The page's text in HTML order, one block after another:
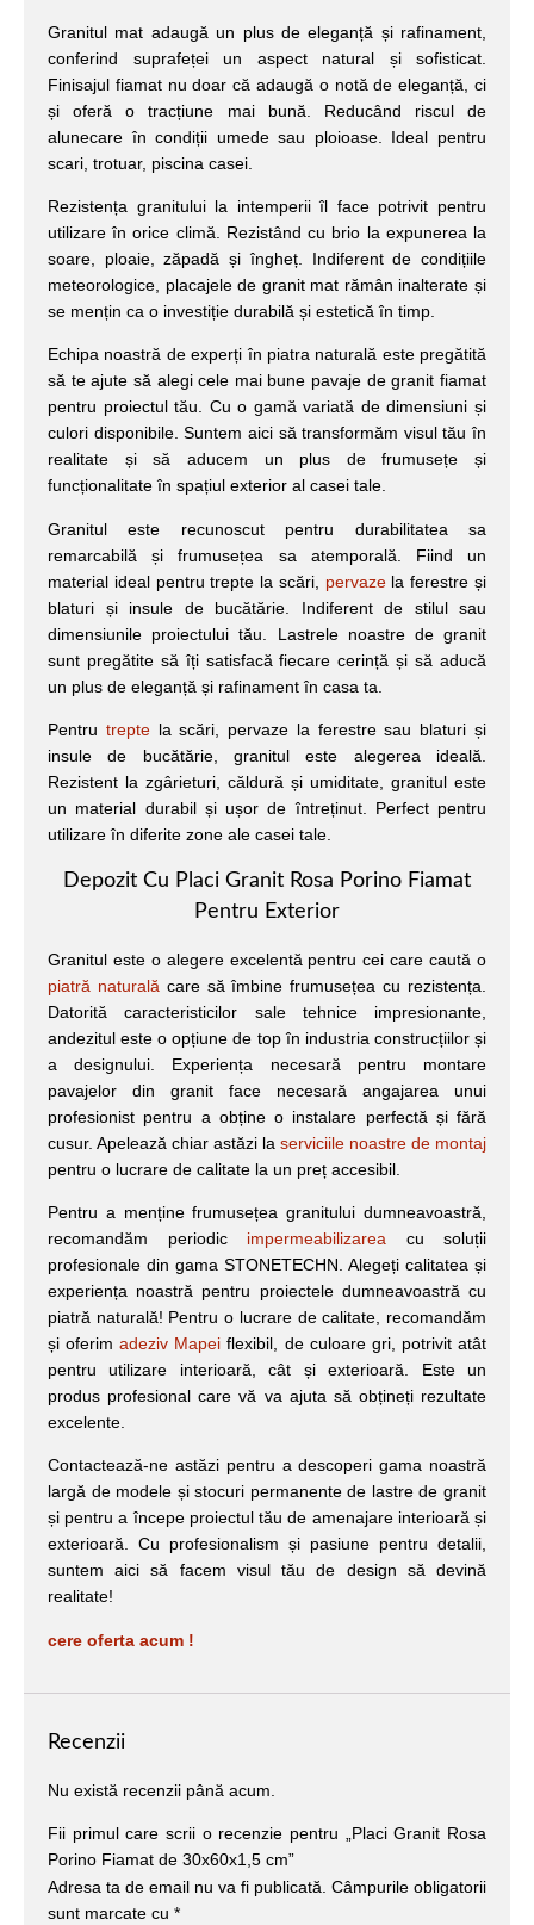
Granitul mat adaugă un plus de eleganță și rafinament,
conferind suprafeței un aspect natural și sofisticat.
Finisajul fiamat nu doar că adaugă o notă de eleganță, ci
și oferă o tracțiune mai bună. Reducând riscul de
alunecare în condiții umede sau ploioase. Ideal pentru
scari, trotuar, piscina casei.
Rezistența granitului la intemperii îl face potrivit pentru
utilizare în orice climă. Rezistând cu brio la expunerea la
soare, ploaie, zăpadă și îngheț. Indiferent de condițiile
meteorologice, placajele de granit mat rămân inalterate și
se mențin ca o investiție durabilă și estetică în timp.
Echipa noastră de experți în piatra naturală este pregătită
să te ajute să alegi cele mai bune pavaje de granit fiamat
pentru proiectul tău. Cu o gamă variată de dimensiuni și
culori disponibile. Suntem aici să transformăm visul tău în
realitate și să aducem un plus de frumusețe și
funcționalitate în spațiul exterior al casei tale.
Granitul este recunoscut pentru durabilitatea sa
remarcabilă și frumusețea sa atemporală. Fiind un
material ideal pentru trepte la scări, pervazela ferestre și
blaturi și insule de bucătărie. Indiferent de stilul sau
dimensiunile proiectului tău. Lastrele noastre de granit
sunt pregătite să îți satisfacă fiecare cerință și să aducă
un plus de eleganță și rafinament în casa ta.
Pentru treptela scări, pervaze la ferestre sau blaturi și
insule de bucătărie, granitul este alegerea ideală.
Rezistent la zgârieturi, căldură și umiditate, granitul este
un material durabil și ușor de întreținut. Perfect pentru
utilizare în diferite zone ale casei tale.
Depozit Cu Placi Granit Rosa Porino Fiamat
Pentru Exterior
Granitul este o alegere excelentă pentru cei care caută o
piatră naturală care să îmbine frumusețea cu rezistența.
Datorită caracteristicilor sale tehnice impresionante,
andezitul este o opțiune de top în industria construcțiilor și
a designului. Experiența necesară pentru montare
pavajelor din granit face necesară angajarea unui
profesionist pentru a obține o instalare perfectă și fără
cusur. Apelează chiar astăzi la serviciile noastre de montaj
pentru o lucrare de calitate la un preț accesibil.
Pentru a menține frumusețea granitului dumneavoastră,
recomandăm periodic impermeabilizarea cu soluții
profesionale din gama STONETECHN. Alegeți calitatea și
experiența noastră pentru proiectele dumneavoastră cu
piatră naturală! Pentru o lucrare de calitate, recomandăm
și oferimadeziv Mapei flexibil, de culoare gri, potrivit atât
pentru utilizare interioară, cât și exterioară. Este un
produs profesional care vă va ajuta să obțineți rezultate
excelente.
Contactează-ne astăzi pentru a descoperi gama noastră
largă de modele și stocuri permanente de lastre de granit
și pentru a începe proiectul tău de amenajare interioară și
exterioară. Cu profesionalism și pasiune pentru detalii,
suntem aici să facem visul tău de design să devină
realitate!
cere oferta acum !
Recenzii
Nu există recenzii până acum.
Fii primul care scrii o recenzie pentru „Placi Granit Rosa
Porino Fiamat de 30x60x1,5 cm”
Adresa ta de email nu va fi publicată. Câmpurile obligatorii
sunt marcate cu *